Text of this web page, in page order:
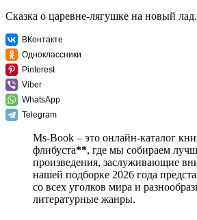
Сказка о царевне-лягушке на новый
ВКонтакте
Одноклассники
Pinterest
Viber
WhatsApp
Telegram
Ms-Book – это онлайн-каталог
флибуста**, где мы собираем
произведения, заслуживающие
нашей подборке 2026 года
со всех уголков мира и
литературные жанры.